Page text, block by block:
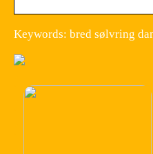
Keywords: bred sølvring